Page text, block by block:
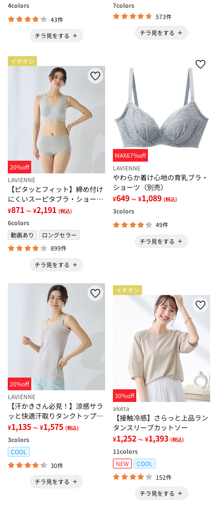
4colors
43件
チラ見をする
7colors
573件
チラ見をする
イチオシ
20%off
LAVIENNE
【ピタッとフィット】締め付け
にくいスーピタブラ・ショーツ
（別売）
¥871 ～ ¥2,191 (税込)
6colors
動画あり
ロングセラー
899件
チラ見をする
MAX67%off
LAVIENNE
やわらか着け心地の育乳ブラ・
ショーツ（別売）
¥649 ～ ¥1,089 (税込)
3colors
49件
チラ見をする
20%off
LAVIENNE
【汗かきさん必見！】涼感サラ
ッと快適汗取りタンクトップイ
ンナー＜さらりラボ＞
¥1,135 ～ ¥1,575 (税込)
3colors
COOL
30件
チラ見をする
イチオシ
30%off
alotta
【接触冷感】さらっと上品ラン
タンスリーブカットソー
¥1,252 ～ ¥1,393 (税込)
11colors
NEW
COOL
152件
チラ見をする